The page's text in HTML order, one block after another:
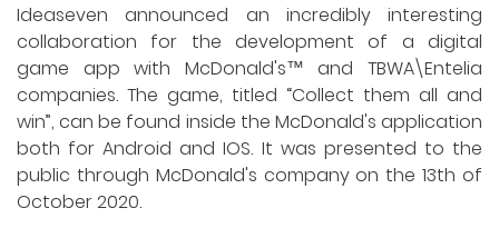
Ideaseven announced an incredibly interesting
collaboration for the development of a digital
game app with McDonald's™ and TBWA\Entelia
companies. The game, titled “Collect them all and
win”, can be found inside the McDonald's application
both for Android and IOS. It was presented to the
public through McDonald's company on the 13th of
October 2020.